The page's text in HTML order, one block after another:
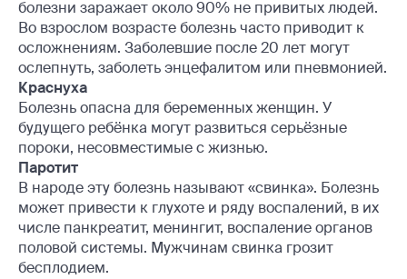
болезни заражает около 90% не привитых людей.
Во взрослом возрасте болезнь часто приводит к
осложнениям. Заболевшие после 20 лет могут
ослепнуть, заболеть энцефалитом или пневмонией.
Краснуха
Болезнь опасна для беременных женщин. У
будущего ребёнка могут развиться серьёзные
пороки, несовместимые с жизнью.
Паротит
В народе эту болезнь называют «свинка». Болезнь
может привести к глухоте и ряду воспалений, в их
числе панкреатит, менингит, воспаление органов
половой системы. Мужчинам свинка грозит
бесплодием.